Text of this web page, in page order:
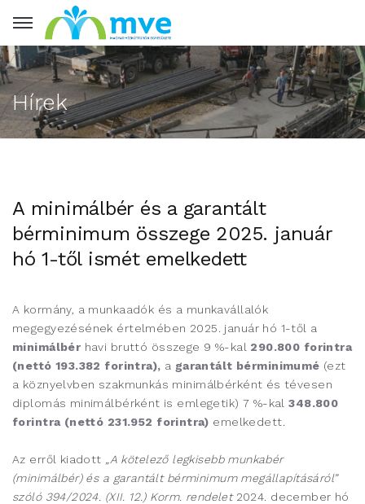
Hírek
A minimálbér és a garantált
bérminimum összege 2025. január
hó 1-től ismét emelkedett
A kormány, a munkaadók és a munkavállalók
megegyezésének értelmében 2025. január hó 1-től a
minimálbér havi bruttó összege 9 %-kal 290.800 forintra
(nettó 193.382 forintra), a garantált bérminimumé (ezt
a köznyelvben szakmunkás minimálbérként és tévesen
diplomás minimálbérként is emlegetik) 7 %-kal348.800
forintra (nettó 231.952 forintra) emelkedett.
Az erről kiadott
„A kötelező legkisebb munkabér
(minimálbér) és a garantált bérminimum megállapításáról”
szóló 394/2024. (XII. 12.) Korm. rendelet2024. december hó